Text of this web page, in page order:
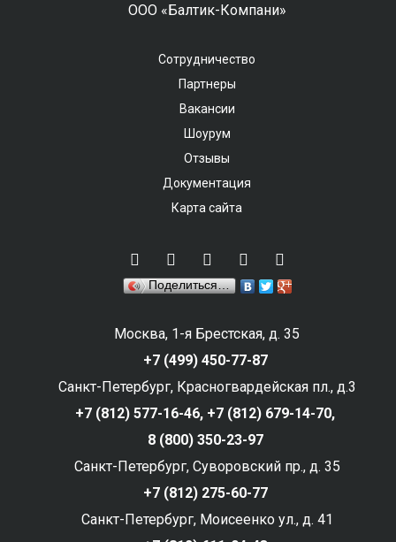
ООО «Балтик-Компани»
Сотрудничество
Партнеры
Вакансии
Шоурум
Отзывы
Документация
Карта сайта
Поделиться…
Москва, 1-я Брестская, д. 35
+7 (499) 450-77-87
Санкт-Петербург, Красногвардейская пл., д.3
+7 (812) 577-16-46, +7 (812) 679-14-70,
8 (800) 350-23-97
Санкт-Петербург, Суворовский пр., д. 35
+7 (812) 275-60-77
Санкт-Петербург, Моисеенко ул., д. 41